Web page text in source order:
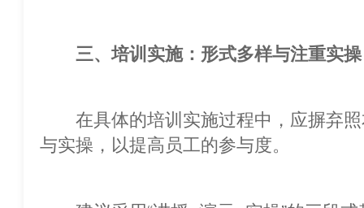
三、培训实施：形式多样与注重实操
在具体的培训实施过程中，应摒弃照
与实操，以提高员工的参与度。